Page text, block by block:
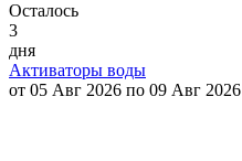
Осталось
3
дня
Активаторы воды
от 05 Авг 2026 по 09 Авг 2026